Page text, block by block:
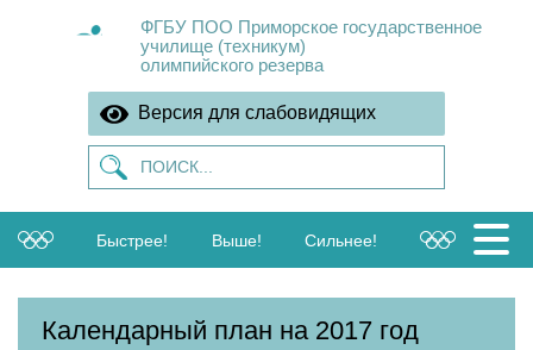
ФГБУ ПОО Приморское государственное
училище (техникум)
олимпийского резерва
Версия для слабовидящих
Быстрее! Выше! Сильнее!
Календарный план на 2017 год